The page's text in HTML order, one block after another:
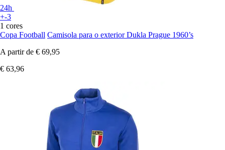
24h
+-3
1 cores
Copa Football Camisola para o exterior Dukla Prague 1960’s
A partir de € 69,95
€ 63,96